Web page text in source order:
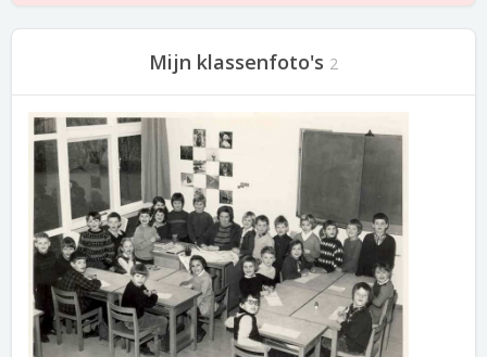
Mijn klassenfoto's 2